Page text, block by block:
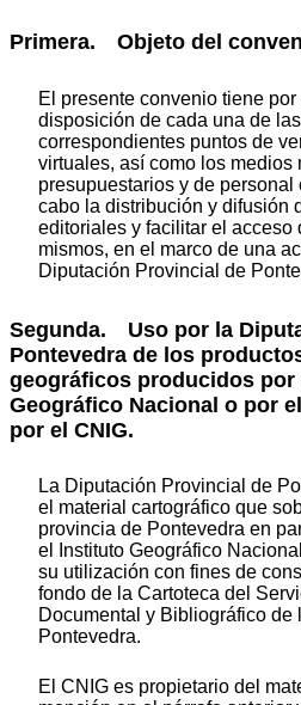
Primera. Objeto del
El presente convenio tiene
disposición de cada una de
correspondientes puntos de
virtuales, así como los medios
presupuestarios y de personal
cabo la distribución y difusión
editoriales y facilitar el acceso
mismos, en el marco de una
Diputación Provincial de
Segunda. Uso por la
Pontevedra de los
geográficos producidos
Geográfico Nacional o por
por el CNIG.
La Diputación Provincial de
el material cartográfico que
provincia de Pontevedra en
el Instituto Geográfico
su utilización con fines de
fondo de la Cartoteca del
Documental y Bibliográfico de
Pontevedra.
El CNIG es propietario del